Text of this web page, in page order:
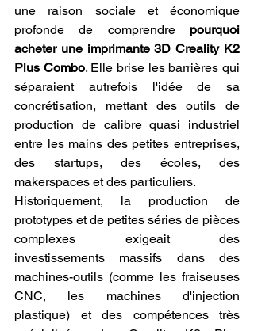
une raison sociale et économique
profonde de comprendre pourquoi
acheter une imprimante 3D Creality K2
Plus Combo. Elle brise les barrières qui
séparaient autrefois l'idée de sa
concrétisation, mettant des outils de
production de calibre quasi industriel
entre les mains des petites entreprises,
des startups, des écoles, des
makerspaces et des particuliers.
Historiquement, la production de
prototypes et de petites séries de pièces
complexes exigeait des
investissements massifs dans des
machines-outils (comme les fraiseuses
CNC, les machines d'injection
plastique) et des compétences très